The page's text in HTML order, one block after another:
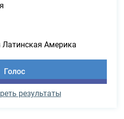
Латинская Америка
результаты